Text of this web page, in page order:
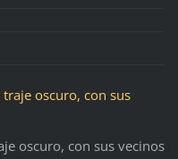
oscuro, con sus vecinos